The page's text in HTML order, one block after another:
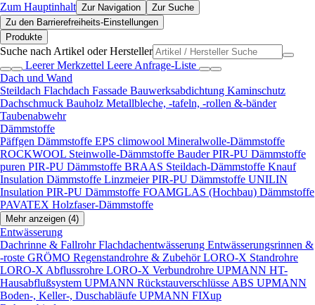
Zum Hauptinhalt Zur Navigation
Zur Suche
Zu den Barrierefreiheits-Einstellungen
Produkte
Suche nach Artikel oder Hersteller
Leerer Merkzettel Leere Anfrage-Liste
Dach und Wand
Steildach Flachdach Fassade Bauwerksabdichtung Kaminschutz
Dachschmuck Bauholz Metallbleche, -tafeln, -rollen &-bänder
Taubenabwehr
Dämmstoffe
Päffgen Dämmstoffe EPS climowool Mineralwolle-Dämmstoffe
ROCKWOOL Steinwolle-Dämmstoffe Bauder PIR-PU Dämmstoffe
puren PIR-PU Dämmstoffe BRAAS Steildach-Dämmstoffe Knauf
Insulation Dämmstoffe Linzmeier PIR-PU Dämmstoffe UNILIN
Insulation PIR-PU Dämmstoffe FOAMGLAS (Hochbau) Dämmstoffe
PAVATEX Holzfaser-Dämmstoffe
Mehr anzeigen (4)
Entwässerung
Dachrinne & FallrohrFlachdachentwässerung Entwässerungsrinnen &
-roste GRÖMO Regenstandrohre & ZubehörLORO-X Standrohre
LORO-X Abflussrohre LORO-X Verbundrohre UPMANN HT-
Hausabflußsystem UPMANN Rückstauverschlüsse ABS UPMANN
Boden-, Keller-, Duschabläufe UPMANN FIXup